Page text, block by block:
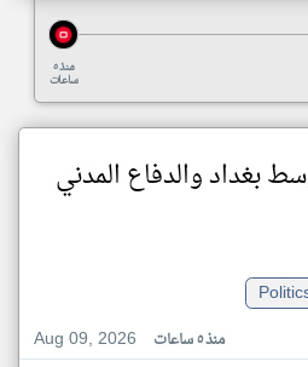
منذ ٥
ساعات
بغداد والدفاع المدني
Aug 09, 2026
منذ ٥ ساعات